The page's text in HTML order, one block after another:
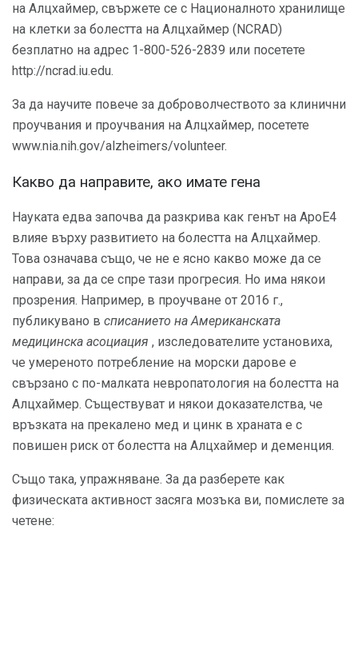
на Алцхаймер, свържете се с Националното хранилище
на клетки за болестта на Алцхаймер (NCRAD)
безплатно на адрес 1-800-526-2839 или посетете
http://ncrad.iu.edu.
За да научите повече за доброволчеството за клинични
проучвания и проучвания на Алцхаймер, посетете
www.nia.nih.gov/alzheimers/volunteer.
Какво да направите, ако имате гена
Науката едва започва да разкрива как генът на АроЕ4
влияе върху развитието на болестта на Алцхаймер.
Това означава също, че не е ясно какво може да се
направи, за да се спре тази прогресия. Но има някои
прозрения. Например, в проучване от 2016 г.,
публикувано в списанието на Американската
медицинска асоциация , изследователите установиха,
че умереното потребление на морски дарове е
свързано с по-малката невропатология на болестта на
Алцхаймер. Съществуват и някои доказателства, че
връзката на прекалено мед и цинк в храната е с
повишен риск от болестта на Алцхаймер и деменция.
Също така, упражняване. За да разберете как
физическата активност засяга мозъка ви, помислете за
четене: